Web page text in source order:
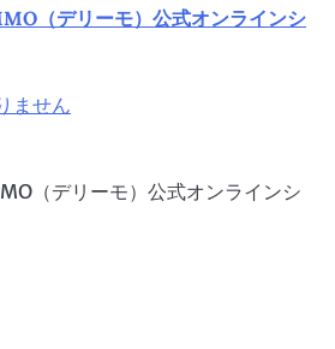
（デリーモ）公式オンラインシ
ません
（デリーモ）公式オンラインシ